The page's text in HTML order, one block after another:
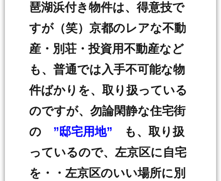
琶湖浜付き物件は、得意技で
すが（笑）京都のレアな不動
産・別荘・投資用不動産など
も、普通では入手不可能な物
件ばかりを、取り扱っている
のですが、勿論閑静な住宅街
の ”邸宅用地” も、取り扱
っているので、左京区に自宅
を・・左京区のいい場所に別